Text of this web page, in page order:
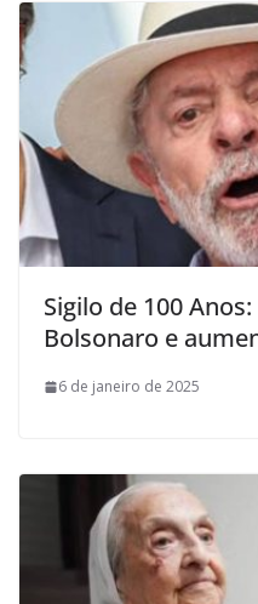
Sigilo de 100
Bolsonaro e
6 de janeiro de 2025